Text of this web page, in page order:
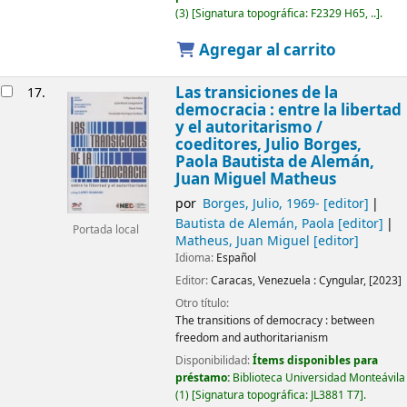
(3) Signatura topográfica: F2329 H65, .. .
Agregar al carrito
17.
Portada local
Las transiciones de la
democracia : entre la libertad
y el autoritarismo /
coeditores, Julio Borges,
Paola Bautista de Alemán,
Juan Miguel Matheus
por Borges, Julio, 1969- [editor]
Bautista de Alemán, Paola [editor]
Matheus, Juan Miguel [editor]
Idioma: Español
Editor:Caracas, Venezuela :Cyngular, [2023]
Otro título:
The transitions of democracy : between
freedom and authoritarianism
Disponibilidad:Ítems disponibles para
préstamo: Biblioteca Universidad Monteávila
(1) Signatura topográfica: JL3881 T7 .